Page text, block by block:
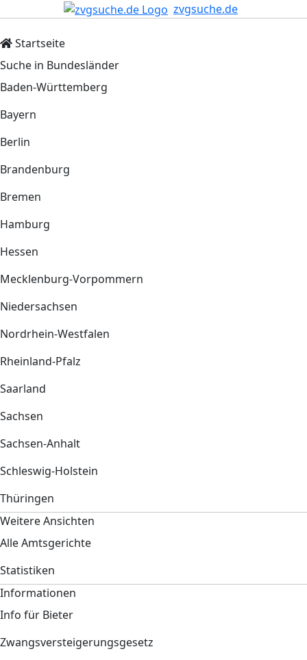
zvgsuche.de
Startseite
Suche in Bundesländer
Baden-Württemberg
Bayern
Berlin
Brandenburg
Bremen
Hamburg
Hessen
Mecklenburg-Vorpommern
Niedersachsen
Nordrhein-Westfalen
Rheinland-Pfalz
Saarland
Sachsen
Sachsen-Anhalt
Schleswig-Holstein
Thüringen
Weitere Ansichten
Alle Amtsgerichte
Statistiken
Informationen
Info für Bieter
Zwangsversteigerungsgesetz